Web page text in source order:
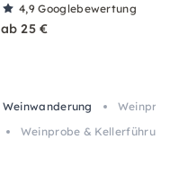
4,9Googlebewertung
ab 25 €
Weinwanderung
Weinprobe &